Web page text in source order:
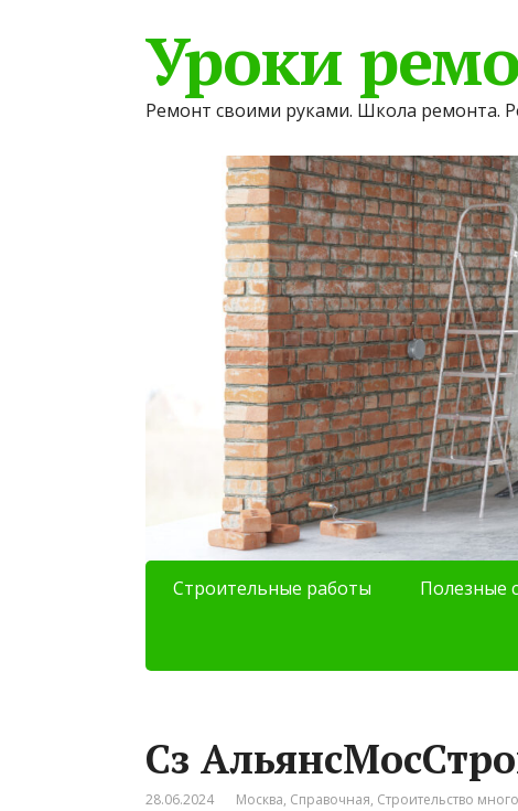
Уроки
Ремонт своими руками. Школа ремонта.
Строительные работы Полезные
Сз
28.06.2024 Москва, Справочная, Строительство